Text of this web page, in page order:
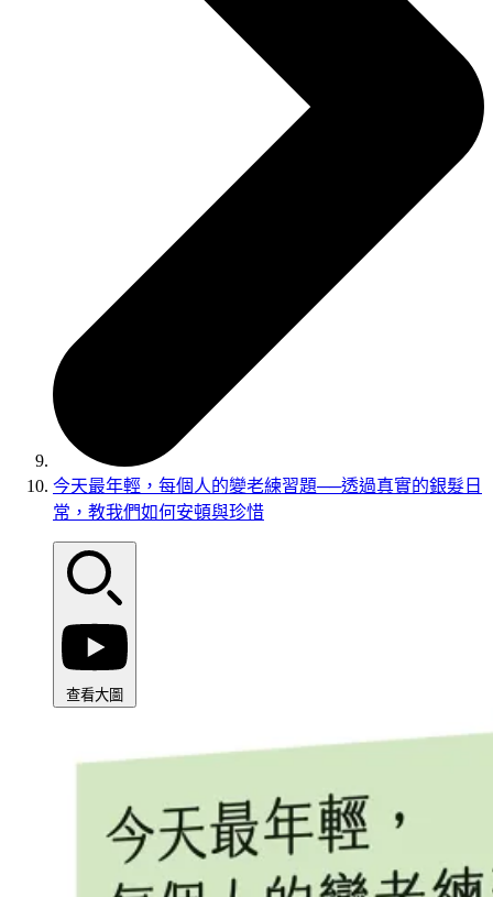
今天最年輕，每個人的變老練習題──透過真實的銀髮日
常，教我們如何安頓與珍惜
查看大圖